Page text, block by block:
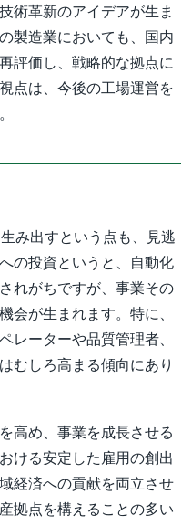
術革新のアイデアが生ま
製造業においても、国内
評価し、戦略的な拠点に
点は、今後の工場運営を
み出すという点も、見逃
の投資というと、自動化
れがちですが、事業その
会が生まれます。特に、
レーターや品質管理者、
むしろ高まる傾向にあり
高め、事業を成長させる
ける安定した雇用の創出
経済への貢献を両立させ
拠点を構えることの多い